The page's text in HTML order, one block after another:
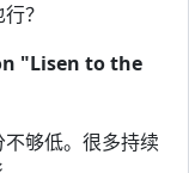
？
"Lisen to the
够低。很多持续